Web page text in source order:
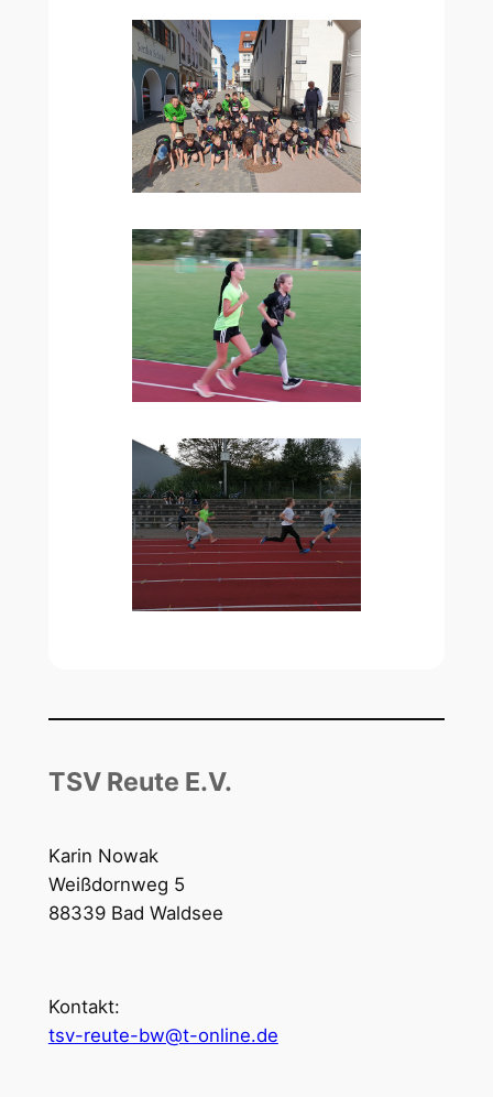
TSV Reute E.V.
Karin Nowak
Weißdornweg 5
88339 Bad Waldsee
Kontakt:
tsv-reute-bw@t-online.de